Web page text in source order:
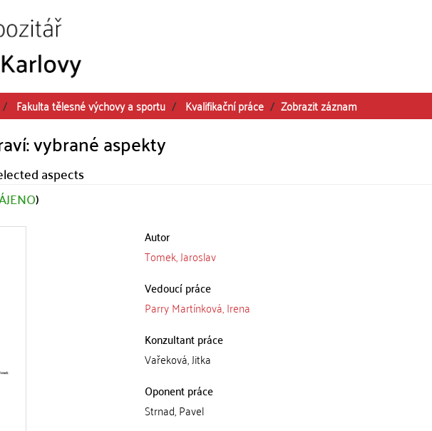
Fakulta tělesné výchovy a sportu Kvalifikační práce Zobrazit záznam
vybrané aspekty
aspects
)
Autor
Tomek, Jaroslav
Vedoucí práce
Parry Martínková, Irena
Konzultant práce
Vařeková, Jitka
Oponent práce
Strnad, Pavel